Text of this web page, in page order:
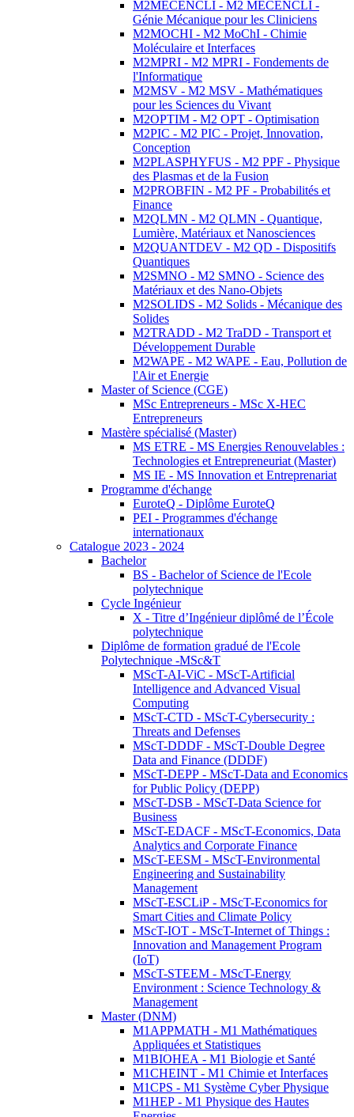
M2MECENCLI - M2 MECENCLI -
Génie Mécanique pour les Cliniciens
M2MOCHI - M2 MoChI - Chimie
Moléculaire et Interfaces
M2MPRI - M2 MPRI - Fondements de
l'Informatique
M2MSV - M2 MSV - Mathématiques
pour les Sciences du Vivant
M2OPTIM - M2 OPT - Optimisation
M2PIC - M2 PIC - Projet, Innovation,
Conception
M2PLASPHYFUS - M2 PPF - Physique
des Plasmas et de la Fusion
M2PROBFIN - M2 PF - Probabilités et
Finance
M2QLMN - M2 QLMN - Quantique,
Lumière, Matériaux et Nanosciences
M2QUANTDEV - M2 QD - Dispositifs
Quantiques
M2SMNO - M2 SMNO - Science des
Matériaux et des Nano-Objets
M2SOLIDS - M2 Solids - Mécanique des
Solides
M2TRADD - M2 TraDD - Transport et
Développement Durable
M2WAPE - M2 WAPE - Eau, Pollution de
l'Air et Energie
Master of Science (CGE)
MSc Entrepreneurs - MSc X-HEC
Entrepreneurs
Mastère spécialisé (Master)
MS ETRE - MS Energies Renouvelables :
Technologies et Entrepreneuriat (Master)
MS IE - MS Innovation et Entreprenariat
Programme d'échange
EuroteQ - Diplôme EuroteQ
PEI - Programmes d'échange
internationaux
Catalogue 2023 - 2024
Bachelor
BS - Bachelor of Science de l'Ecole
polytechnique
Cycle Ingénieur
X - Titre d’Ingénieur diplômé de l’École
polytechnique
Diplôme de formation gradué de l'Ecole
Polytechnique -MSc&T
MScT-AI-ViC - MScT-Artificial
Intelligence and Advanced Visual
Computing
MScT-CTD - MScT-Cybersecurity :
Threats and Defenses
MScT-DDDF - MScT-Double Degree
Data and Finance (DDDF)
MScT-DEPP - MScT-Data and Economics
for Public Policy (DEPP)
MScT-DSB - MScT-Data Science for
Business
MScT-EDACF - MScT-Economics, Data
Analytics and Corporate Finance
MScT-EESM - MScT-Environmental
Engineering and Sustainability
Management
MScT-ESCLiP - MScT-Economics for
Smart Cities and Climate Policy
MScT-IOT - MScT-Internet of Things :
Innovation and Management Program
(IoT)
MScT-STEEM - MScT-Energy
Environment : Science Technology &
Management
Master (DNM)
M1APPMATH - M1 Mathématiques
Appliquées et Statistiques
M1BIOHEA - M1 Biologie et Santé
M1CHEINT - M1 Chimie et Interfaces
M1CPS - M1 Système Cyber Physique
M1HEP - M1 Physique des Hautes